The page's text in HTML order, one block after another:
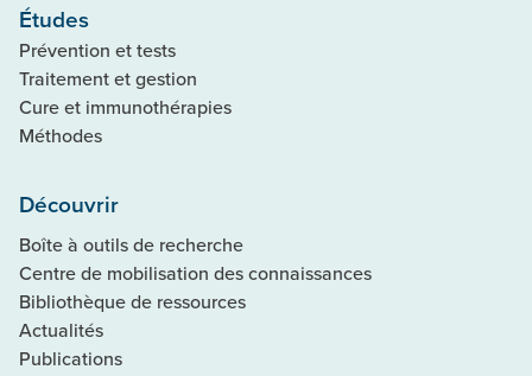
Études
Prévention et tests
Traitement et gestion
Cure et immunothérapies
Méthodes
Découvrir
Boîte à outils de recherche
Centre de mobilisation des connaissances
Bibliothèque de ressources
Actualités
Publications